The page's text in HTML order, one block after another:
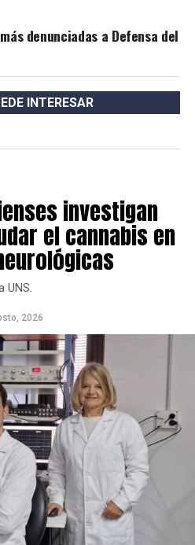
denunciadas a Defensa del
INTERESAR
investigan
el cannabis en
UNS.
2026